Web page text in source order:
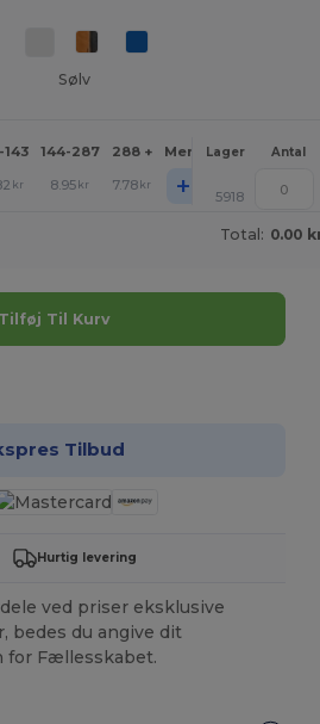
Sølv
143 144-287 288 + Mere Lager Antal
kr 8.95 kr 7.78 kr + 5918
Total: 0.00
Tilføj Til Kurv
Tilbud
Hurtig levering
ved priser eksklusive
bedes du angive dit
for Fællesskabet.